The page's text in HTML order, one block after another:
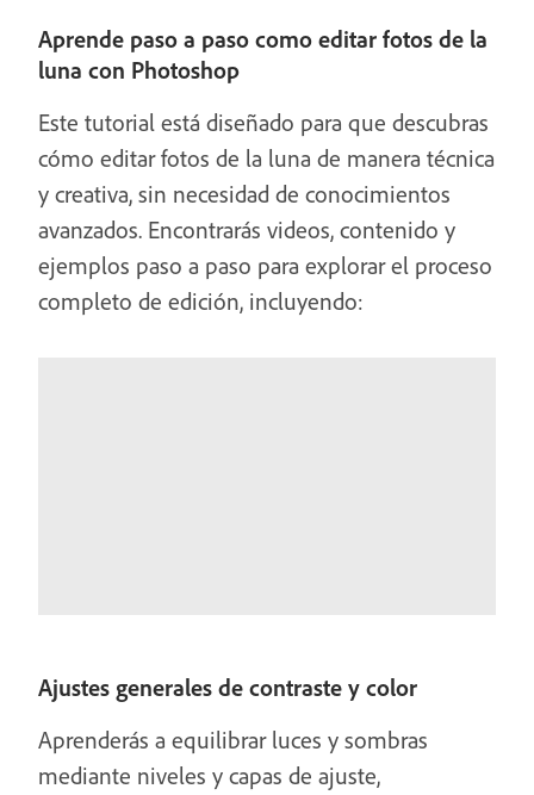
Aprende paso a paso como editar fotos de la
luna con Photoshop
Este tutorial está diseñado para que descubras
cómo editar fotos de la luna de manera técnica
y creativa, sin necesidad de conocimientos
avanzados. Encontrarás videos, contenido y
ejemplos paso a paso para explorar el proceso
completo de edición, incluyendo:
Ajustes generales de contraste y color
Aprenderás a equilibrar luces y sombras
mediante niveles y capas de ajuste,